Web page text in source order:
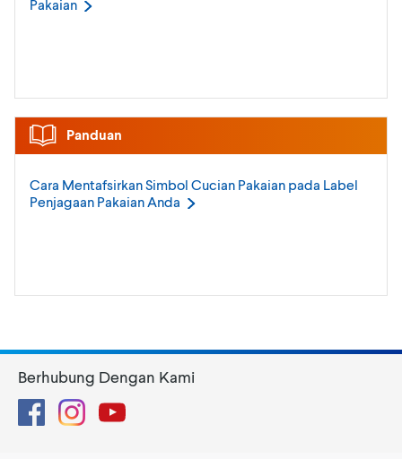
Pakaian
Panduan
Cara Mentafsirkan Simbol Cucian Pakaian pada Label
Penjagaan PakaianAnda
Berhubung Dengan Kami
FacebookInstagramYouTube